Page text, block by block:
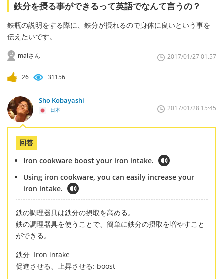
鉄分を摂る事ができるって英語でなんて言うの？
鉄瓶の説明をする際に、鉄分が摂れるので身体に良いという事を
伝えたいです。
maiさん 2017/01/27 01:57
26 31156
Sho Kobayashi
日本 2017/01/28 15:45
回答
Iron cookware boost your iron intake.
Using iron cookware, you can easily increase your
iron intake.
鉄の調理器具は鉄分の摂取を高める。
鉄の調理器具を使うことで、簡単に鉄分の摂取を増やすこと
ができる。
鉄分: Iron intake
促進させる、上昇させる: boost